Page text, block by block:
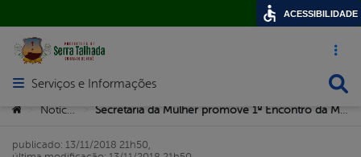
Acesso
Abrir menu principal de navegação
Serviços e Informações
Você está aqui:
> Notícias >
publicado: 13/11/2018 21h50,
ACESSIBILIDADE